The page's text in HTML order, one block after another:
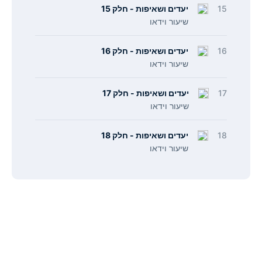
15
יעדים ושאיפות - חלק 15
שיעור וידאו
16
יעדים ושאיפות - חלק 16
שיעור וידאו
17
יעדים ושאיפות - חלק 17
שיעור וידאו
18
יעדים ושאיפות - חלק 18
שיעור וידאו